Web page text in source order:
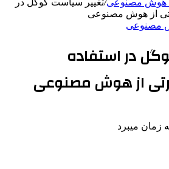
هوش مصنوعی/تغییر سیاست گوگل در
از هوش مصنوعی
مصنوعی
در استفاده
از هوش مصنوعی